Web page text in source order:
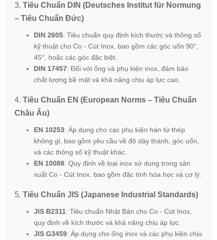
3. Tiêu Chuẩn DIN (Deutsches Institut für Normung
– Tiêu Chuẩn Đức)
DIN 2605: Tiêu chuẩn quy định kích thước và thông số
kỹ thuật cho Co - Cút Inox, bao gồm các góc uốn 90°,
45°, hoặc các góc đặc biệt.
DIN 17457: Đối với ống và phụ kiện inox, đảm bảo
chất lượng bề mặt và khả năng chịu áp lực cao.
4. Tiêu Chuẩn EN (European Norms – Tiêu Chuẩn
Châu Âu)
EN 10253: Áp dụng cho các phụ kiện hàn từ thép
không gỉ, bao gồm yêu cầu về độ dày thành, góc uốn,
và các thông số kỹ thuật khác.
EN 10088: Quy định về loại inox sử dụng trong sản
xuất Co - Cút Inox, bao gồm đặc tính hóa học và cơ lý.
5. Tiêu Chuẩn JIS (Japanese Industrial Standards)
JIS B2311: Tiêu chuẩn Nhật Bản cho Co - Cút Inox,
quy định về kích thước và khả năng chịu áp lực.
JIS G3459: Áp dụng cho ống inox và các phụ kiện chịu